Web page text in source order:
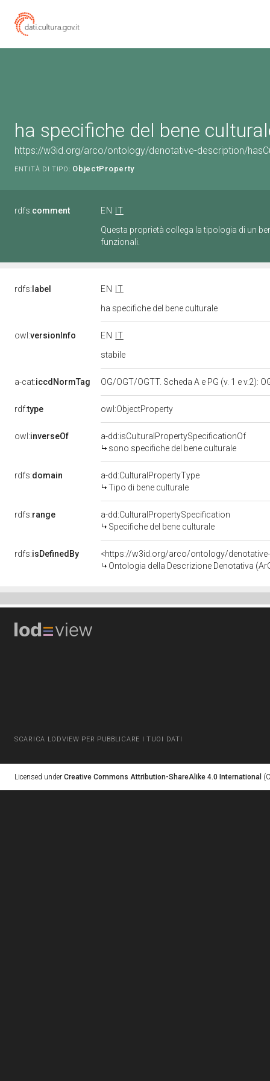
ha specifiche del bene
https://w3id.org/arco/ontology/denotative-description/
ENTITÀ DI TIPO: ObjectProperty
rdfs:comment EN
IT
Questa proprietà collega la tipologia di un
funzionali.
rdfs: label EN
IT
ha specifiche del bene culturale
owl:versionInfo EN
IT
stabile
a-cat:iccdNormTag OG/OGT/OGTT. Scheda A e PG (v. 1 e v.2):
rdf:type owl:ObjectProperty
owl:inverseOf
a-dd:isCulturalPropertySpecificationOf
sono specifiche del bene culturale
rdfs:domain
a-dd:CulturalPropertyType
Tipo di bene culturale
rdfs:range
a-dd:CulturalPropertySpecification
Specifiche del bene culturale
rdfs:isDefinedBy
<https://w3id.org/arco/ontology/
Ontologia della Descrizione Denotativa
SCARICA LODVIEW PER PUBBLICARE I TUOI DATI
Licensed under Creative Commons Attribution-ShareAlike 4.0 International